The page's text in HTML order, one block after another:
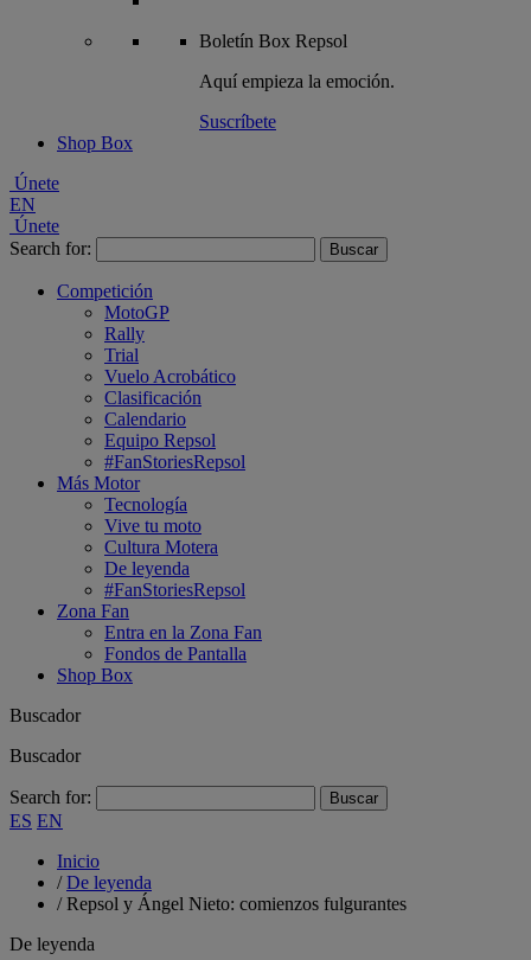
Boletín Box Repsol
Aquí empieza la emoción.
Suscríbete
Shop Box
Únete
EN
Únete
Search for:
Competición
MotoGP
Rally
Trial
Vuelo Acrobático
Clasificación
Calendario
Equipo Repsol
#FanStoriesRepsol
Más Motor
Tecnología
Vive tu moto
Cultura Motera
De leyenda
#FanStoriesRepsol
Zona Fan
Entra en la Zona Fan
Fondos de Pantalla
Shop Box
Buscador
Buscador
Search for:
ES EN
Inicio
/De leyenda
/Repsol y Ángel Nieto: comienzos fulgurantes
De leyenda